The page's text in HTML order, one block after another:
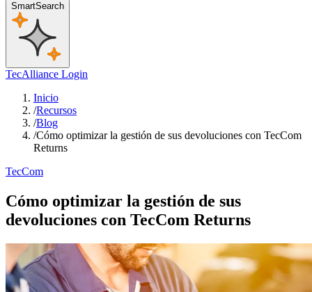
SmartSearch
TecAlliance Login
Inicio
/Recursos
/Blog
/Cómo optimizar la gestión de sus devoluciones con TecCom
Returns
TecCom
Cómo optimizar la gestión de sus
devoluciones con TecCom Returns